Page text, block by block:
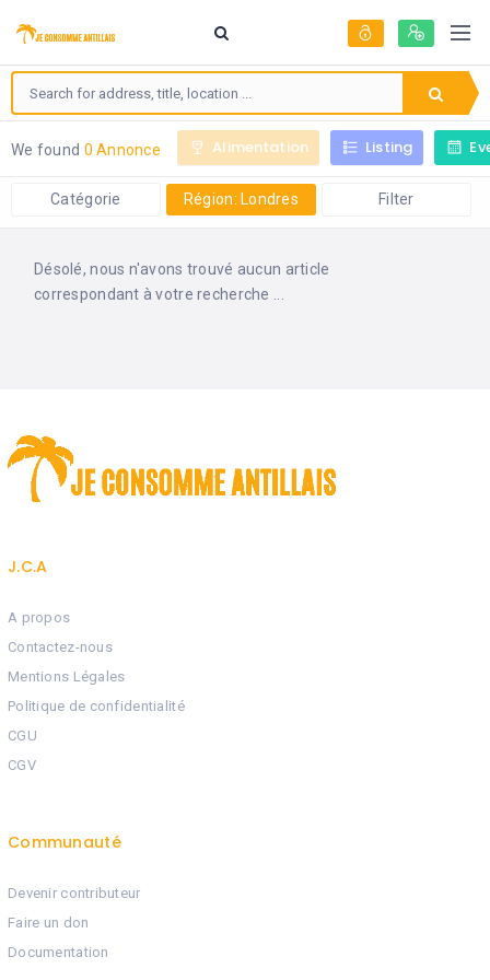
We found 0 Annonce Alimentation Listing
Catégorie Région: Londres Filter
Désolé, nous n'avons trouvé aucun article
correspondant à votre recherche ...
J.C.A
A propos
Contactez-nous
Mentions Légales
Politique de confidentialité
CGU
CGV
Communauté
Devenir contributeur
Faire un don
Documentation